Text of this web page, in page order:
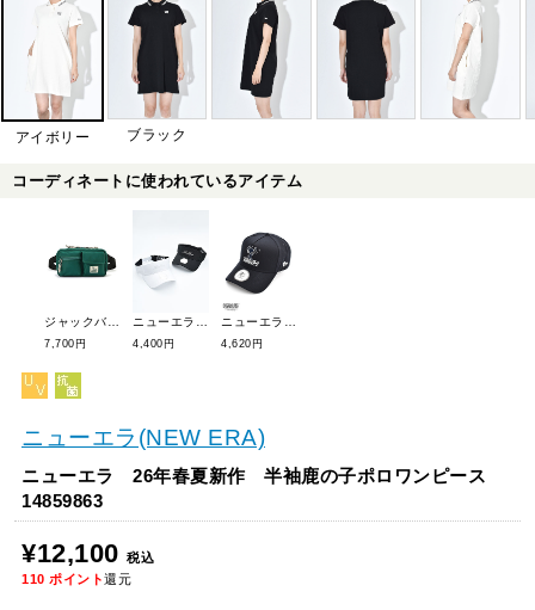
アイボリー ブラック
コーディネートに使われているアイテム
7,700円 4,400円 4,620円
ニューエラ(NEW ERA)
ニューエラ 26年春夏新作 半袖鹿の子ポロワンピース
14859863
¥12,100 税込
110 ポイント還元